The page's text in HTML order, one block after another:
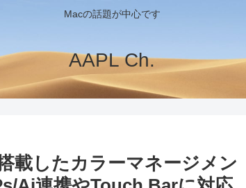
Macの話題が中心です
AAPL Ch.
載したカラーマネージメン